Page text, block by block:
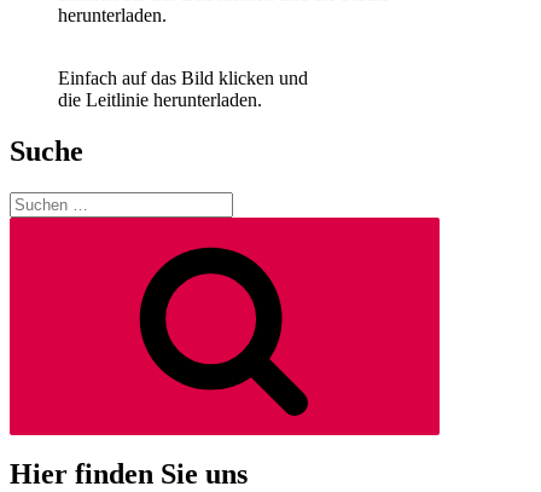
herunterladen.
Einfach auf das Bild klicken und
die Leitlinie herunterladen.
Suche
Suchen
nach:
Hier finden Sie uns